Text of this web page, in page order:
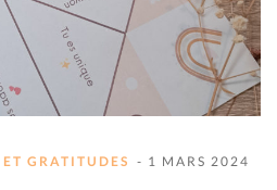
GRATITUDES - 1 MARS 2024